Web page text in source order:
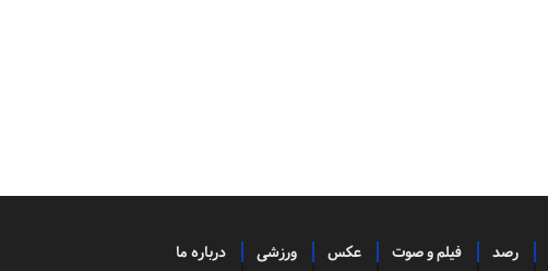
رصد فیلم و صوت عکس ورزشی درباره ما